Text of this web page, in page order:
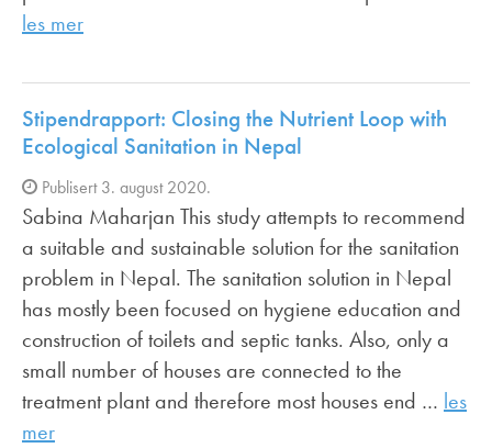
les mer
Stipendrapport: Closing the Nutrient Loop with
Ecological Sanitation in Nepal
Publisert 3. august 2020.
Sabina Maharjan This study attempts to recommend
a suitable and sustainable solution for the sanitation
problem in Nepal. The sanitation solution in Nepal
has mostly been focused on hygiene education and
construction of toilets and septic tanks. Also, only a
small number of houses are connected to the
treatment plant and therefore most houses end … les
mer